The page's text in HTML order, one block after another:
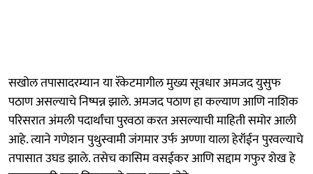
सखोल तपासादरम्यान या रॅकेटमागील मुख्य सूत्रधार अमजद युसुफ
पठाण असल्याचे निष्पन्न झाले. अमजद पठाण हा कल्याण आणि नाशिक
परिसरात अंमली पदार्थांचा पुरवठा करत असल्याची माहिती समोर आली
आहे. त्याने गणेशन पुथुस्वामी जंगमार उर्फ अण्णा याला हेरॉईन पुरवल्याचे
तपासात उघड झाले. तसेच कासिम वसईकर आणि सद्दाम गफुर शेख हे